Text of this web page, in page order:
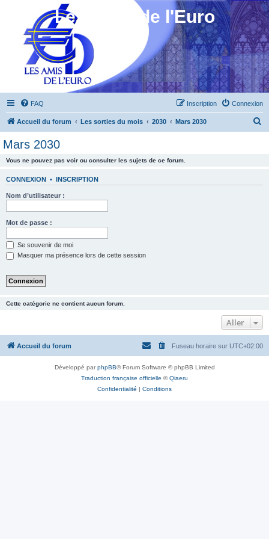
Les Amis de l'Euro
FAQ Connexion
Inscription
Accueil du forum Les sorties du mois 2030 Mars 2030
Mars 2030
Vous ne pouvez pas voir ou consulter les sujets de ce forum.
CONNEXION • INSCRIPTION
Nom d’utilisateur :
Mot de passe :
Se souvenir de moi
Masquer ma présence lors de cette session
Cette catégorie ne contient aucun forum.
Aller
Accueil du forum Fuseau horaire sur UTC+02:00
Développé parphpBB® Forum Software © phpBB Limited
Traduction française officielle ©Qiaeru
Confidentialité | Conditions